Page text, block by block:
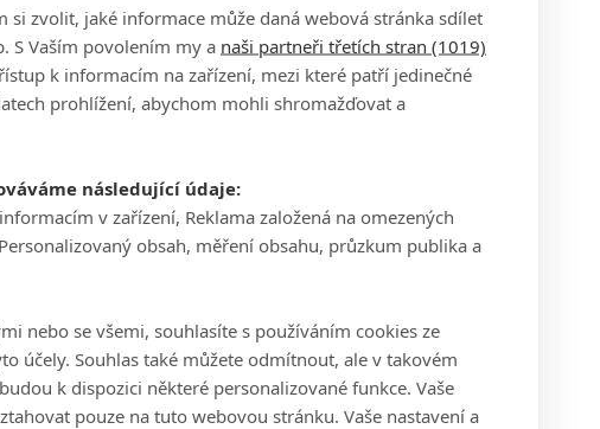
si zvolit, jaké informace může daná webová stránka sdílet
S Vaším povolením my a naši partneři třetích stran (1019)
k informacím na zařízení, mezi které patří jedinečné
prohlížení, abychom mohli shromažďovat a
následující údaje:
v zařízení, Reklama založená na omezených
obsah, měření obsahu, průzkum publika a
nebo se všemi, souhlasíte s používáním cookies ze
účely. Souhlas také můžete odmítnout, ale v takovém
k dispozici některé personalizované funkce. Vaše
pouze na tuto webovou stránku. Vaše nastavení a